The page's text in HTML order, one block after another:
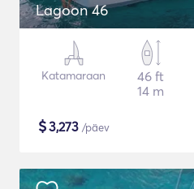
Lagoon 46
Katamaraan
46 ft
14 m
$3,273 /päev